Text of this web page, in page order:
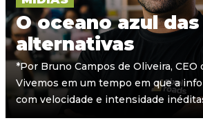
O oceano azul
alternativas
*Por Bruno Campos de Oliveira, CEO
Vivemos em um tempo em que a
com velocidade e intensidade